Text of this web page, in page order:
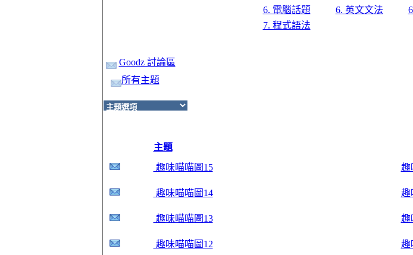
6. 電腦話題
6. 英文文法
7. 程式語法
Goodz 討論區
所有主題
主題
趣味喵喵圖15
趣
趣味喵喵圖14
趣
趣味喵喵圖13
趣
趣味喵喵圖12
趣